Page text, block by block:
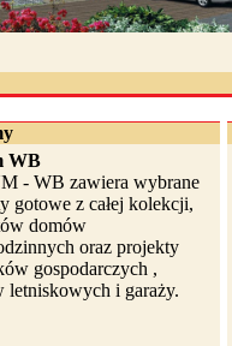
WB
- WB zawiera wybrane
gotowe z całej kolekcji,
domów
oraz projekty
gospodarczych ,
letniskowych i garaży.